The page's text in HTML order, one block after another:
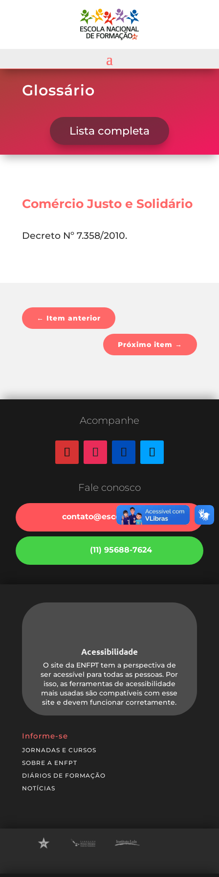
Glossário
Lista completa
Comércio Justo e Solidário
Decreto Nº 7.358/2010.
← Item anterior
Próximo item →
Acompanhe
Fale conosco
contato@escoladopt.org.br
(11) 95688-7624
Acessibilidade
O site da ENFPT tem a perspectiva de
ser acessível para todas as pessoas. Por
isso, as ferramentas de acessibilidade
mais usadas são compatíveis com esse
site e devem funcionar corretamente.
Informe-se
JORNADAS E CURSOS
SOBRE A ENFPT
DIÁRIOS DE FORMAÇÃO
NOTÍCIAS